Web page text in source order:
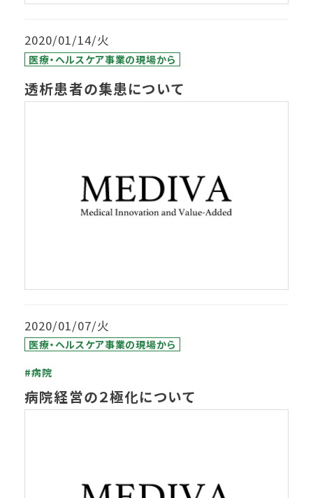
2020/01/14/火
医療・ヘルスケア事業の現場から
透析患者の集患について
2020/01/07/火
医療・ヘルスケア事業の現場から
#病院
病院経営の２極化について